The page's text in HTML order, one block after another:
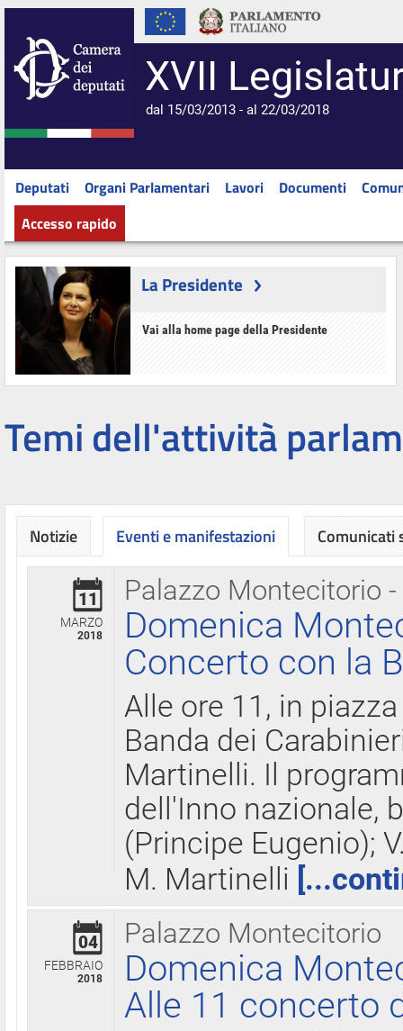
XVII
dal 15/03/2013 - al 22/03/2018
Deputati Organi Parlamentari Lavori Documenti
Accesso rapido
La Presidente
Vai alla home page della Presidente
Temi dell'attività
Notizie Eventi e manifestazioni
Palazzo Montecitorio
11
MARZO
2018
Domenica
Concerto con la
Alle ore 11, in
Banda dei
Martinelli. Il
dell'Inno nazionale,
(Principe Eugenio);
M. Martinelli
Palazzo Montecitorio
04
FEBBRAIO
2018
Domenica
Alle 11 concerto
Comunicati